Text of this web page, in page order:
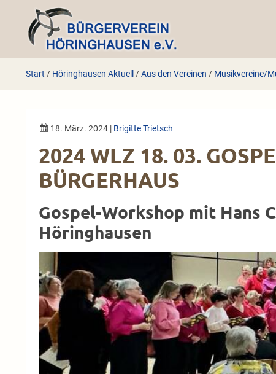
springen
Start / Höringhausen Aktuell /Aus den Vereinen / Musikvereine/
18. März. 2024 | Brigitte Trietsch
2024 WLZ 18. 03.
BÜRGERHAUS
Gospel-Workshop mit Hans
Höringhausen